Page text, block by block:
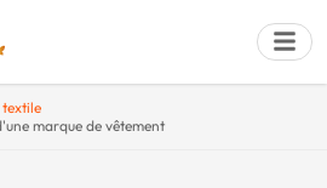
textile
marque de vêtement